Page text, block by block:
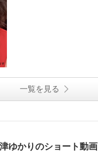
一覧を見る
ゆかりのショート動画